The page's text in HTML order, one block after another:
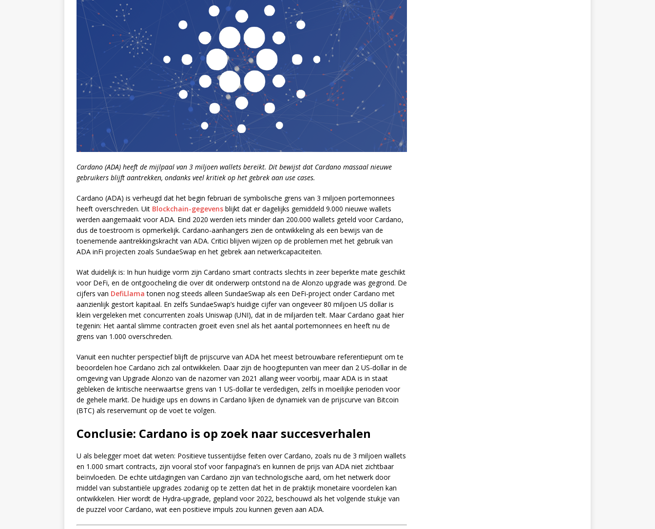
Cardano (ADA) heeft de mijlpaal van 3 miljoen wallets bereikt. Dit bewijst dat Cardano massaal nieuwe
gebruikers blijft aantrekken, ondanks veel kritiek op het gebrek aan use cases.
Cardano (ADA) is verheugd dat het begin februari de symbolische grens van 3 miljoen portemonnees
heeft overschreden. Uit Blockchain-gegevens blijkt dat er dagelijks gemiddeld 9.000 nieuwe wallets
werden aangemaakt voor ADA. Eind 2020 werden iets minder dan 200.000 wallets geteld voor Cardano,
dus de toestroom is opmerkelijk. Cardano-aanhangers zien de ontwikkeling als een bewijs van de
toenemende aantrekkingskracht van ADA. Critici blijven wijzen op de problemen met het gebruik van
ADA inFi projecten zoals SundaeSwap en het gebrek aan netwerkcapaciteiten.
Wat duidelijk is: In hun huidige vorm zijn Cardano smart contracts slechts in zeer beperkte mate geschikt
voor DeFi, en de ontgoocheling die over dit onderwerp ontstond na de Alonzo upgrade was gegrond. De
cijfers van DefiLlama tonen nog steeds alleen SundaeSwap als een DeFi-project onder Cardano met
aanzienlijk gestort kapitaal. En zelfs SundaeSwap’s huidige cijfer van ongeveer 80 miljoen US dollar is
klein vergeleken met concurrenten zoals Uniswap (UNI), dat in de miljarden telt. Maar Cardano gaat hier
tegenin: Het aantal slimme contracten groeit even snel als het aantal portemonnees en heeft nu de
grens van 1.000 overschreden.
Vanuit een nuchter perspectief blijft de prijscurve van ADA het meest betrouwbare referentiepunt om te
beoordelen hoe Cardano zich zal ontwikkelen. Daar zijn de hoogtepunten van meer dan 2 US-dollar in de
omgeving van Upgrade Alonzo van de nazomer van 2021 allang weer voorbij, maar ADA is in staat
gebleken de kritische neerwaartse grens van 1 US-dollar te verdedigen, zelfs in moeilijke perioden voor
de gehele markt. De huidige ups en downs in Cardano lijken de dynamiek van de prijscurve van Bitcoin
(BTC) als reservemunt op de voet te volgen.
Conclusie: Cardano is op zoek naar succesverhalen
U als belegger moet dat weten: Positieve tussentijdse feiten over Cardano, zoals nu de 3 miljoen wallets
en 1.000 smart contracts, zijn vooral stof voor fanpagina’s en kunnen de prijs van ADA niet zichtbaar
beïnvloeden. De echte uitdagingen van Cardano zijn van technologische aard, om het netwerk door
middel van substantiële upgrades zodanig op te zetten dat het in de praktijk monetaire voordelen kan
ontwikkelen. Hier wordt de Hydra-upgrade, gepland voor 2022, beschouwd als het volgende stukje van
de puzzel voor Cardano, wat een positieve impuls zou kunnen geven aan ADA.